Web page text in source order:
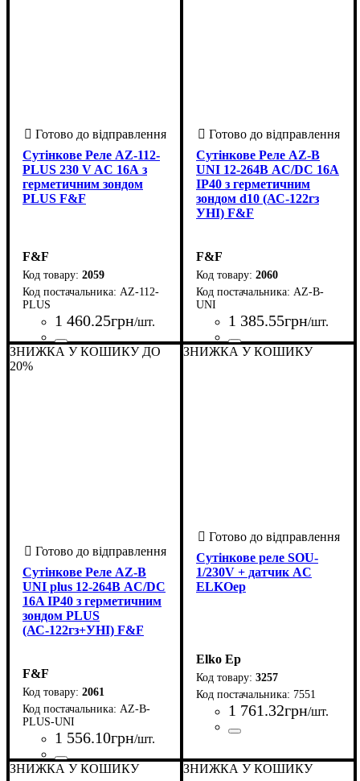
Сутінкове Реле AZ-112-
PLUS 230 V AC 16А з
герметичним зондом
PLUS F&F
F&F
2059
AZ-112-
PLUS
1 460.25грн/шт.
Країна-виробник: Польща
Серія: AZ
Номінальний струм комутації, А:
16
Сутінкове Реле AZ-B
UNI 12-264В AC/DC 16A
IP40 з герметичним
зондом d10 (АС-122гз
УНІ) F&F
F&F
2060
AZ-B-
UNI
1 385.55грн/шт.
Країна-виробник: Польща
Серія: AZ
Номінальний струм
ЗНИЖКА У КОШИКУ ДО
20%
Сутінкове Реле AZ-B
UNI plus 12-264В AC/DC
16A IP40 з герметичним
зондом PLUS
(АС-122гз+УНІ) F&F
F&F
2061
AZ-B-
PLUS-UNI
1 556.10грн/шт.
Країна-виробник: Польща
Серія: AZ
Номінальний струм комутації, А:
ЗНИЖКА У КОШИКУ
Сутінкове реле SOU-
1/230V + датчик AC
ELKOep
Elko Ep
3257
7551
1 761.32грн/шт.
ЗНИЖКА У КОШИКУ ЗНИЖКА У КОШИКУ